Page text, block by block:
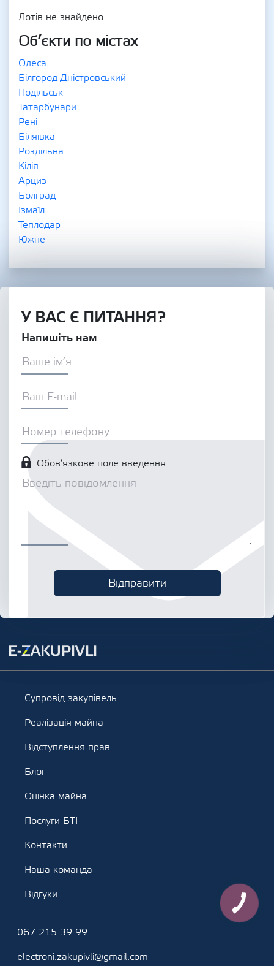
Лотів не знайдено
Об’єкти по містах
Одеса
Білгород-Дністровський
Подільськ
Татарбунари
Рені
Біляївка
Роздільна
Кілія
Арциз
Болград
Ізмаїл
Теплодар
Южне
У ВАС Є ПИТАННЯ?
Напишіть нам
Обов’язкове поле введення
Супровід закупівель
Реалізація майна
Відступлення прав
Блог
Оцінка майна
Послуги БТІ
Контакти
Наша команда
Відгуки
067 215 39 99
electroni.zakupivli@gmail.com